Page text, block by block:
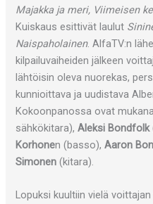
Majakka ja meri, Viimeisen
Kuiskaus esittivät laulut
Naispaholainen. AlfaTV:n
kilpailuvaiheiden jälkeen
lähtöisin oleva nuorekas,
kunnioittava ja uudistava
Kokoonpanossa ovat
sähkökitara), Aleksi Bondfolk
Korhonen (basso), Aaron
Simonen (kitara).
Lopuksi kuultiin vielä